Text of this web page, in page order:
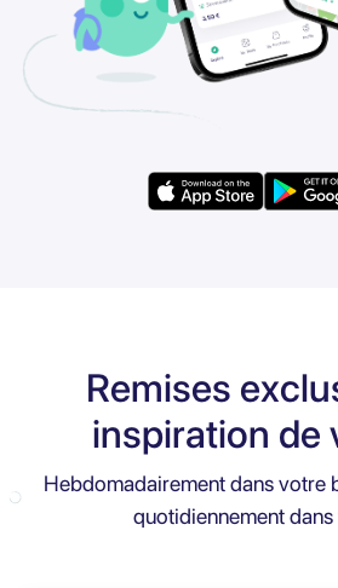
Remises
inspiration de
Hebdomadairement dans votre
quotidiennement